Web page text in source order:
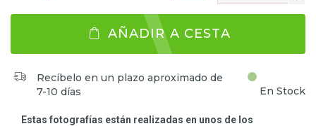
AÑADIR A CESTA
Recíbelo en un plazo aproximado de
7-10 días
En Stock
Estas fotografías están realizadas en unos de los